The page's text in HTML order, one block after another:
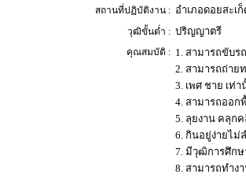
สถานที่ปฏิบัติงาน : อำเภอดอยสะเ
วุฒิขั้นต่ำ : ปริญญาตรี
คุณสมบัติ : 1. สามารถขับ
2. สามารถถ่าย
3. เพศ ชาย เท่า
4. สามารถออ
5. ลุยงาน คลุก
6. กินอยู่ง่ายไม่
7. มีวุฒิการศึกษ
8. สามารถทำง